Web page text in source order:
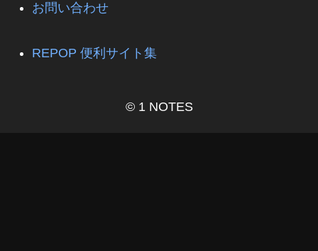
お問い合わせ
REPOP 便利サイト集
© 1 NOTES